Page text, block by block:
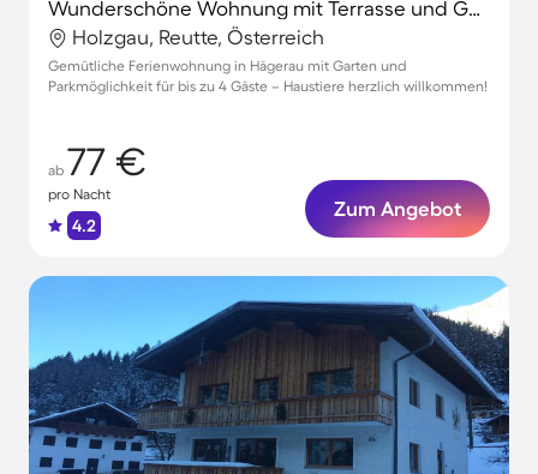
Wunderschöne Wohnung mit Terrasse und Garten | Haustiere sind willkommen
Holzgau, Reutte, Österreich
Gemütliche Ferienwohnung in Hägerau mit Garten und
Parkmöglichkeit für bis zu 4 Gäste – Haustiere herzlich willkommen!
ab 77 €
pro Nacht
4.2
Zum Angebot